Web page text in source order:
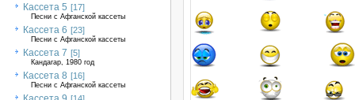
Кассета 5 [17]
Песни с Афганской кассеты
Кассета 6 [23]
Песни с Афганской кассеты
Кассета 7 [5]
Кандагар, 1980 год
Кассета 8 [16]
Песни с Афганской кассеты